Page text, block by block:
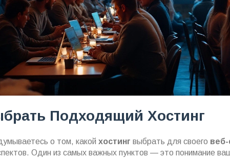
Подходящий Хостинг
о том, какой хостинг выбрать для своего веб-
Один из самых важных пунктов — это понимание